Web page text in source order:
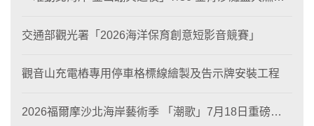
交通部觀光署「2026海洋保育創意短影音競賽」
觀音山充電樁專用停車格標線繪製及告示牌安裝工程
2026福爾摩沙北海岸藝術季 「潮歌」7月18日重磅登